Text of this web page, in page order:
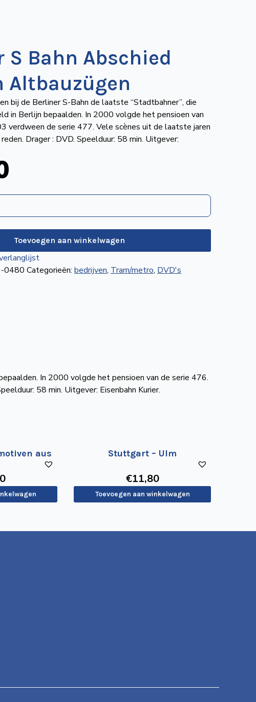
S Bahn Abschied
Altbauzügen
bij de Berliner S-Bahn de laatste “Stadtbahner”, die
in Berlijn bepaalden. In 2000 volgde het pensioen van
verdween de serie 477. Vele scènes uit de laatste jaren
Drager : DVD. Speelduur: 58 min. Uitgever:
Toevoegen aan winkelwagen
0480 Categorieën: bedrijven, Tram/metro, DVD's
In 2000 volgde het pensioen van de serie 476.
58 min. Uitgever: Eisenbahn Kurier.
aus
Stuttgart – Ulm
€11,80
Toevoegen aan winkelwagen